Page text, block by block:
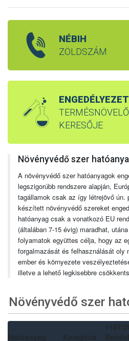
NÉBIH
ZÖLDSZÁM
KERESŐJE
Növényvédő szer
A növényvédő szer hatóanyagok
legszigorúbb rendszere alapján,
tagállamok csak az így létrejövő ún.
készített növényvédő szereket
hatóanyag csak a vonatkozó EU
(általában 7-15 évig) maradhat,
folyamatok együttes célja, hogy az
forgalmazását és felhasználását oly
ember és környezete
illetve a lehető legkisebbre
Növényvédő szer